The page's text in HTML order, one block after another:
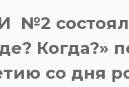
№2
со дня